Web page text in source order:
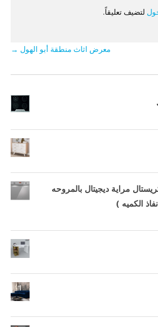
لتضيف تعليقاً.
معرض اثاث منطقة أبو الهول →
كريستال مراية ديجيتال بالمروحه
الكميه )